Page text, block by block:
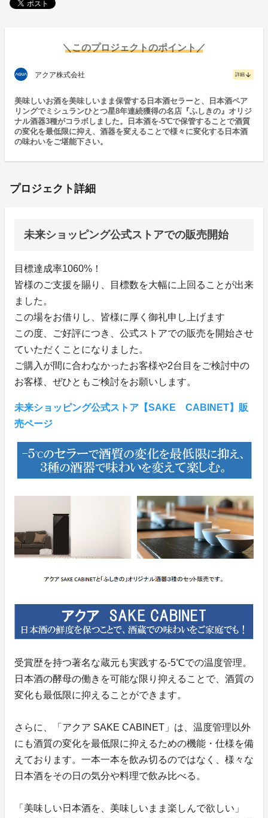
＼このプロジェクトのポイント／
アクア株式会社 詳細 arrow_downward
美味しいお酒を美味しいまま保管する日本酒セラーと、日本酒ペア
リングでミシュランひとつ星8年連続獲得の名店『ふしきの』オリジ
ナル酒器3種がコラボしました。日本酒を-5℃で保管することで酒質
の変化を最低限に抑え、酒器を変えることで様々に変化する日本酒
の味わいをご堪能下さい。
プロジェクト詳細
未来ショッピング公式ストアでの販売開始
目標達成率1060%！
皆様のご支援を賜り、目標数を大幅に上回ることが出来
ました。
この場をお借りし、皆様に厚く御礼申し上げます
この度、ご好評につき、公式ストアでの販売を開始させ
ていただくことになりました。
ご購入が間に合わなかったお客様や2台目をご検討中の
お客様、ぜひともご検討をお願いします。
未来ショッピング公式ストア【SAKE CABINET】販
売ページ
受賞歴を持つ著名な蔵元も実践する-5℃での温度管理。
日本酒の酵母の働きを可能な限り抑えることで、酒質の
変化も最低限に抑えることができます。
さらに、「アクア SAKE CABINET」は、温度管理以外
にも酒質の変化を最低限に抑えるための機能・仕様を備
えております。一本一本を飲み切るのではなく、様々な
日本酒をその日の気分や料理で飲み比べる。
「美味しい日本酒を、美味しいまま楽しんで欲しい」